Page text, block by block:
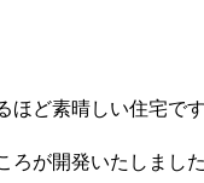
ほど素晴しい住宅です
ろが開発いたしまし